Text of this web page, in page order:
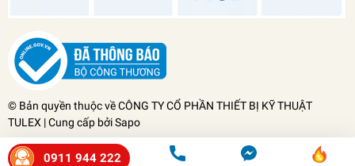
© Bản quyền thuộc vềCÔNG TY CỔ PHẦN THIẾT BỊ KỸ THUẬT
TULEX | Cung cấp bởiSapo
0911 944 222